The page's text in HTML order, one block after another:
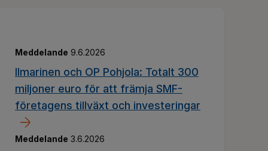
Meddelande 9.6.2026
Ilmarinen och OP Pohjola: Totalt 300
miljoner euro för att främja SMF-
företagens tillväxt och investeringar
Meddelande 3.6.2026